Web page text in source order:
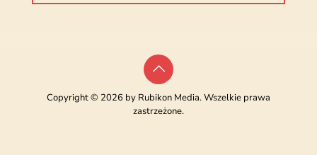
Copyright © 2026 by Rubikon Media. Wszelkie prawa
zastrzeżone.